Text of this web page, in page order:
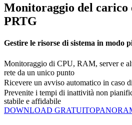
Monitoraggio del carico
PRTG
Gestire le risorse di sistema in modo
Monitoraggio di CPU, RAM, server e
rete da un unico punto
Ricevere un avviso automatico in caso
Prevenite i tempi di inattività non
stabile e affidabile
DOWNLOAD GRATUITO